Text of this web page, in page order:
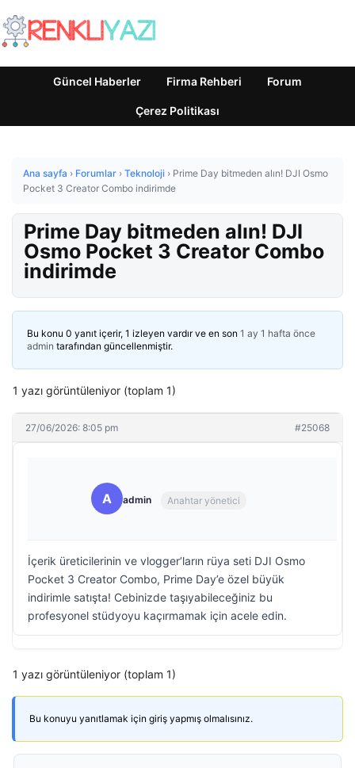
Güncel Haberler Firma Rehberi Forum
Çerez Politikası
Ana sayfa › Forumlar › Teknoloji › Prime Day bitmeden alın! DJI Osmo
Pocket 3 Creator Combo indirimde
Prime Day bitmeden alın! DJI
Osmo Pocket 3 Creator Combo
indirimde
Bu konu 0 yanıt içerir, 1 izleyen vardır ve en son 1 ay 1 hafta önce
admin tarafından güncellenmiştir.
1 yazı görüntüleniyor (toplam 1)
27/06/2026: 8:05 pm #25068
A admin Anahtar yönetici
İçerik üreticilerinin ve vlogger’ların rüya seti DJI Osmo
Pocket 3 Creator Combo, Prime Day’e özel büyük
indirimle satışta! Cebinizde taşıyabileceğiniz bu
profesyonel stüdyoyu kaçırmamak için acele edin.
1 yazı görüntüleniyor (toplam 1)
Bu konuyu yanıtlamak için giriş yapmış olmalısınız.